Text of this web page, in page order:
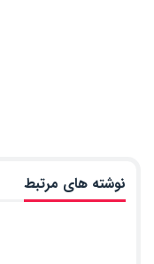
نوشته های مرتبط